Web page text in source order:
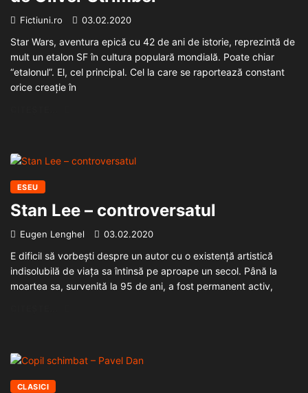
Fictiuni.ro 03.02.2020
Star Wars, aventura epică cu 42 de ani de istorie, reprezintă de
mult un etalon SF în cultura populară mondială. Poate chiar
“etalonul”. El, cel principal. Cel la care se raportează constant
orice creație în
ESEU
Stan Lee – controversatul
Eugen Lenghel 03.02.2020
E dificil să vorbești despre un autor cu o existență artistică
indisolubilă de viața sa întinsă pe aproape un secol. Până la
moartea sa, survenită la 95 de ani, a fost permanent activ,
CLASICI